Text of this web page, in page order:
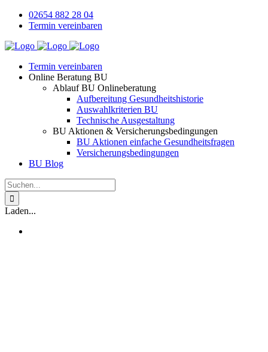
Zum
Inhalt
02654 882 28 04
Termin vereinbaren
Termin vereinbaren
Online Beratung BU
Ablauf BU Onlineberatung
Aufbereitung Gesundheitshistorie
Auswahlkriterien BU
Technische Ausgestaltung
BU Aktionen & Versicherungsbedingungen
BU Aktionen einfache Gesundheitsfragen
Versicherungsbedingungen
BU Blog
Suche
nach:
Laden...